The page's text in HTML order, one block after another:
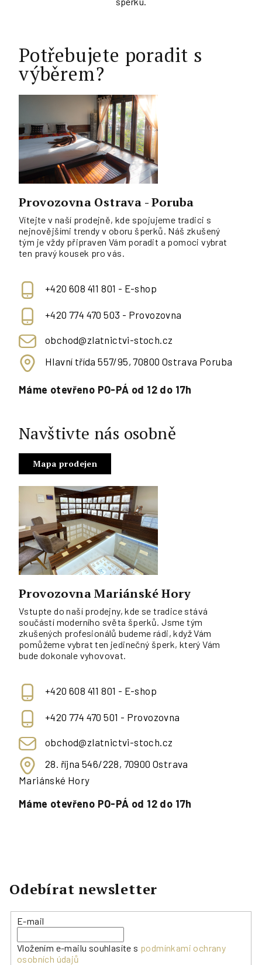
Potřebujete poradit s
výběrem?
Provozovna Ostrava - Poruba
Vítejte v naší prodejně, kde spojujeme tradici s
nejnovějšími trendy v oboru šperků. Náš zkušený
tým je vždy připraven Vám poradit a pomoci vybrat
ten pravý kousek pro vás.
+420 608 411 801 - E-shop
+420 774 470 503 - Provozovna
obchod@zlatnictvi-stoch.cz
Hlavní třída 557/95, 70800 Ostrava Poruba
Máme otevřeno PO-PÁ od 12 do 17h
Navštivte nás osobně
Mapa prodejen
Provozovna Mariánské Hory
Vstupte do naší prodejny, kde se tradice stává
součástí moderního světa šperků. Jsme tým
zkušených profesionálů budeme rádi, když Vám
pomůžeme vybrat ten jedinečný šperk, který Vám
bude dokonale vyhovovat.
+420 608 411 801 - E-shop
+420 774 470 501 - Provozovna
obchod@zlatnictvi-stoch.cz
28. října 546/228, 70900 Ostrava
Mariánské Hory
Máme otevřeno PO-PÁ od 12 do 17h
Odebírat newsletter
E-mail
Vložením e-mailu souhlasíte s podmínkami ochrany
osobních údajů